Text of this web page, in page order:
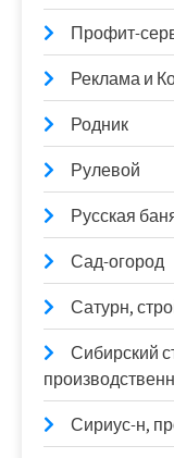
Профит-
Реклама и
Родник
Рулевой
Русская
Сад-огород
Сатурн,
Сибирский
Сириус-н,